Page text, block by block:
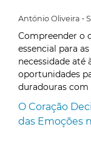
António Oliveira
Compreender o
essencial para
necessidade até
oportunidades
duradouras com
O Coração
das Emoções